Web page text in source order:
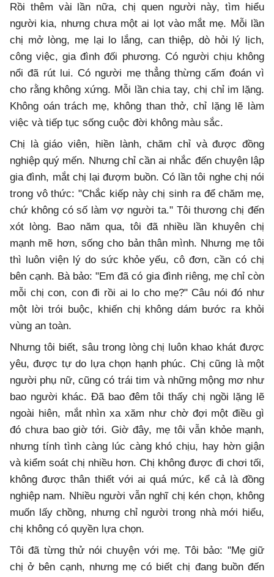
Rồi thêm vài lần nữa, chị quen người này, tìm hiểu
người kia, nhưng chưa một ai lọt vào mắt mẹ. Mỗi lần
chị mở lòng, mẹ lại lo lắng, can thiệp, dò hỏi lý lịch,
công việc, gia đình đối phương. Có người chịu không
nổi đã rút lui. Có người mẹ thẳng thừng cấm đoán vì
cho rằng không xứng. Mỗi lần chia tay, chị chỉ im lặng.
Không oán trách mẹ, không than thở, chỉ lặng lẽ làm
việc và tiếp tục sống cuộc đời không màu sắc.
Chị là giáo viên, hiền lành, chăm chỉ và được đồng
nghiệp quý mến. Nhưng chỉ cần ai nhắc đến chuyện lập
gia đình, mắt chị lại đượm buồn. Có lần tôi nghe chị nói
trong vô thức: "Chắc kiếp này chị sinh ra để chăm mẹ,
chứ không có số làm vợ người ta." Tôi thương chị đến
xót lòng. Bao năm qua, tôi đã nhiều lần khuyên chị
mạnh mẽ hơn, sống cho bản thân mình. Nhưng mẹ tôi
thì luôn viện lý do sức khỏe yếu, cô đơn, cần có chị
bên cạnh. Bà bảo: "Em đã có gia đình riêng, mẹ chỉ còn
mỗi chị con, con đi rồi ai lo cho mẹ?" Câu nói đó như
một lời trói buộc, khiến chị không dám bước ra khỏi
vùng an toàn.
Nhưng tôi biết, sâu trong lòng chị luôn khao khát được
yêu, được tự do lựa chọn hạnh phúc. Chị cũng là một
người phụ nữ, cũng có trái tim và những mộng mơ như
bao người khác. Đã bao đêm tôi thấy chị ngồi lặng lẽ
ngoài hiên, mắt nhìn xa xăm như chờ đợi một điều gì
đó chưa bao giờ tới. Giờ đây, mẹ tôi vẫn khỏe mạnh,
nhưng tính tình càng lúc càng khó chịu, hay hờn giận
và kiểm soát chị nhiều hơn. Chị không được đi chơi tối,
không được thân thiết với ai quá mức, kể cả là đồng
nghiệp nam. Nhiều người vẫn nghĩ chị kén chọn, không
muốn lấy chồng, nhưng chỉ người trong nhà mới hiểu,
chị không có quyền lựa chọn.
Tôi đã từng thử nói chuyện với mẹ. Tôi bảo: "Mẹ giữ
chị ở bên cạnh, nhưng mẹ có biết chị đang buồn đến